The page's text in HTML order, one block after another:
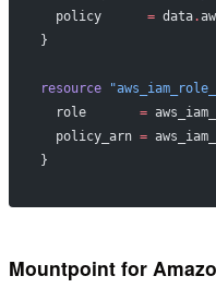
  policy
      =
data.
}
resource
  role
       =
  policy_arn
=
}
Mountpoint for